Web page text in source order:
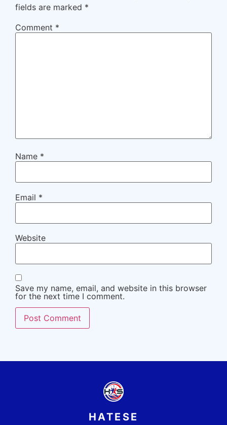
fields are marked *
Comment *
Name *
Email *
Website
Save my name, email, and website in this browser
for the next time I comment.
HATESE